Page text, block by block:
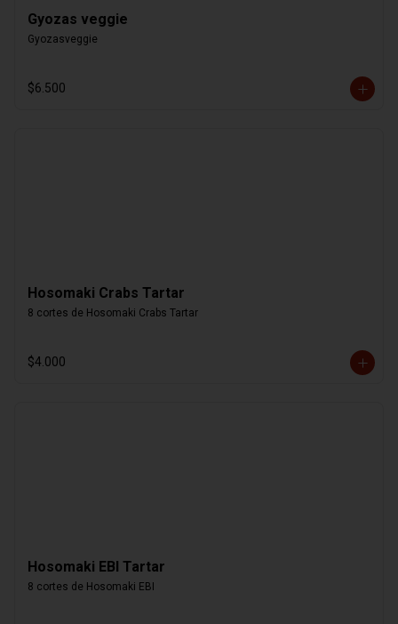
Gyozas veggie
Gyozasveggie
$6.500
Hosomaki Crabs Tartar
8 cortes de Hosomaki Crabs Tartar
$4.000
Hosomaki EBI Tartar
8 cortes de Hosomaki EBI